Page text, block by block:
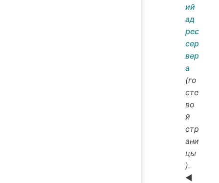
ий
ад
рес
сер
вер
а
(го
сте
во
й
стр
ани
цы
).
◀️